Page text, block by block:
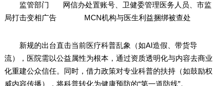
监管部门 网信办处置账号、卫健委管理医务人员、市监
局打击变相广告 MCN机构与医生利益捆绑被查处
新规的出台直击当前医疗科普乱象（如AI造假、带货导
流），医院需以公益属性为根本，通过资质透明化与内容去商业
化重建公众信任。同时，借力政策对专业科普的扶持（如鼓励权
威内容传播），将科普转化为健康预防的“第一道防线”。